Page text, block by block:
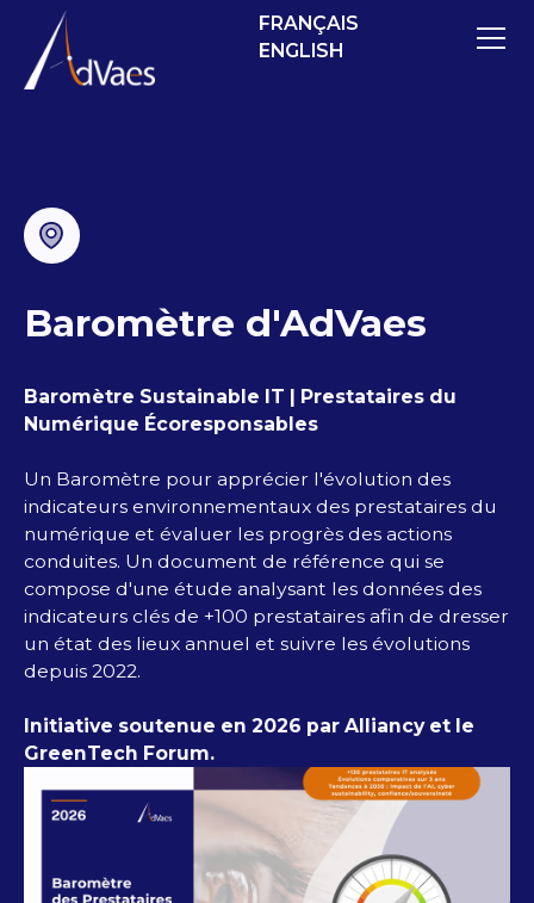
FRANÇAIS
ENGLISH
Baromètre d'AdVaes
Baromètre Sustainable IT | Prestataires du
Numérique Écoresponsables
Un Baromètre pour apprécier l'évolution des
indicateurs environnementaux des prestataires du
numérique et évaluer les progrès des actions
conduites. Un document de référence qui se
compose d'une étude analysant les données des
indicateurs clés de +100 prestataires afin de dresser
un état des lieux annuel et suivre les évolutions
depuis 2022.
Initiative soutenue en 2026 par Alliancy et le
GreenTech Forum.